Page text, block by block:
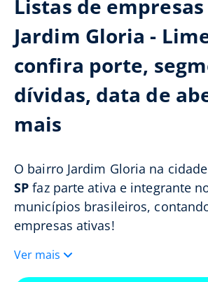
Listas de
Jardim Gloria -
confira porte,
dívidas, data de
mais
O bairro Jardim Gloria na
SP faz parte ativa e integrante
municípios brasileiros,
empresas ativas!
Ver mais